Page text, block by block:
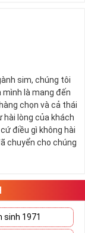
âm dương và đất
lợi và mang lại
tính hai mặt của
để đưa ra
cho ý nghĩa
2 giúp khích lệ tinh
hãy cứ làm thì
sim, chúng tôi
là mang đến
chọn và cả thái
hài lòng của khách
điều gì không hài
chuyển cho chúng
sinh 1971